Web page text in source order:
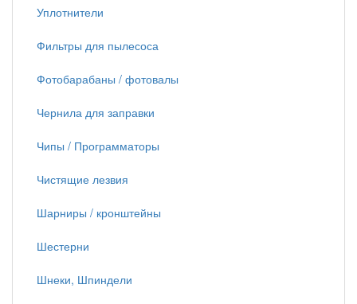
Уплотнители
Фильтры для пылесоса
Фотобарабаны / фотовалы
Чернила для заправки
Чипы / Программаторы
Чистящие лезвия
Шарниры / кронштейны
Шестерни
Шнеки, Шпиндели